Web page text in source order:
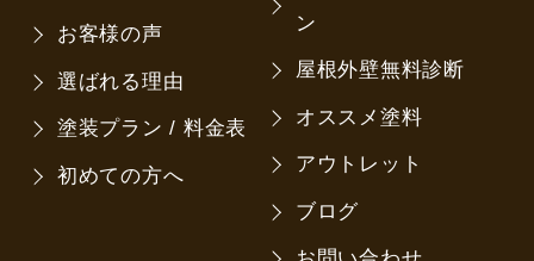
お客様の声
選ばれる理由
塗装プラン / 料金表
初めての方へ
ン
屋根外壁無料診断
オススメ塗料
アウトレット
ブログ